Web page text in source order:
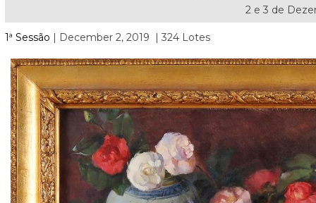
2 e 3 de
1ª Sessão | December 2, 2019 | 324 Lotes